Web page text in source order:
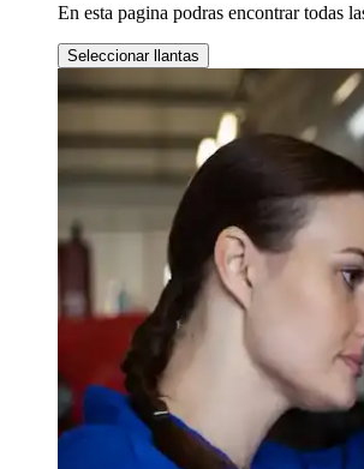
En esta pagina podras encontrar todas
Seleccionar llantas